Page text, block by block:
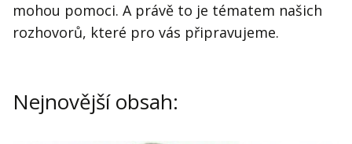
mohou pomoci. A právě to je tématem našich
rozhovorů, které pro vás připravujeme.
Nejnovější obsah: